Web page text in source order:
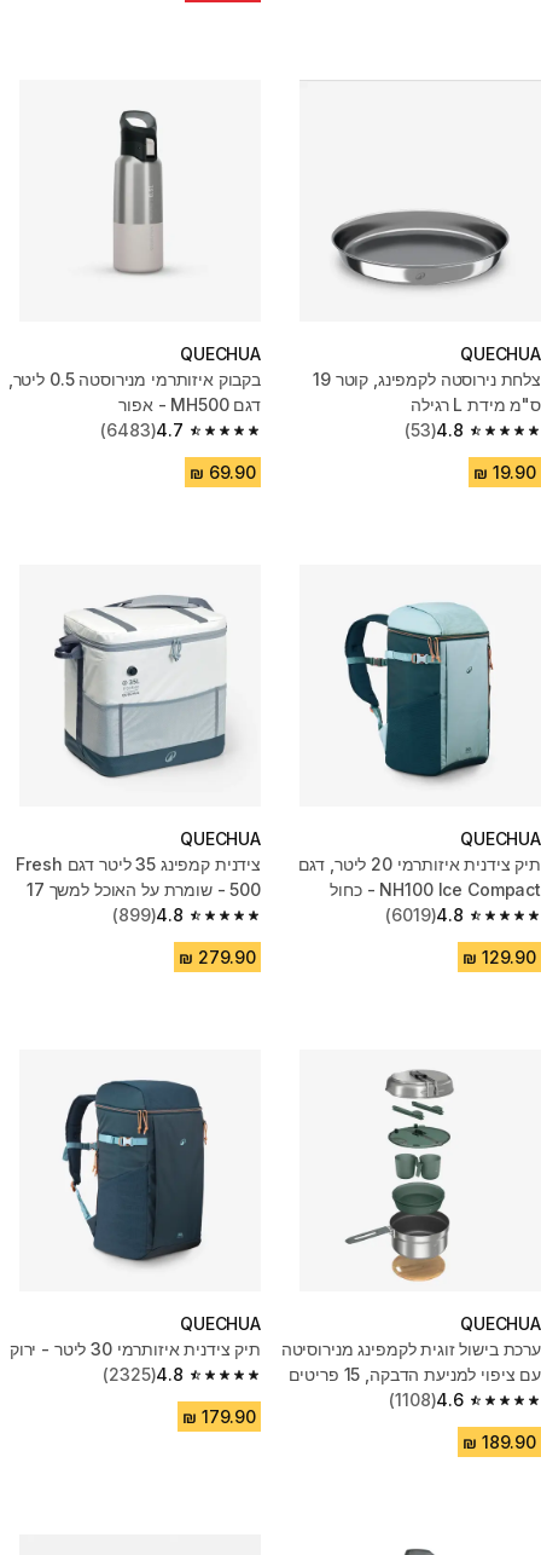
QUECHUA
צלחת נירוסטה לקמפינג, קוטר 19
ס"מ מידת L רגילה
4.8
4.8 out of 5 stars from 53 reviews
(53)
QUECHUA
בקבוק איזותרמי מנירוסטה ‏0.5 ליטר,
דגם MH500 - אפור
4.7
4.7 out of 5 stars from 6483 reviews
(6483)
QUECHUA
תיק צידנית איזותרמי 20 ליטר, דגם
NH100 Ice Compact - כחול
4.8
4.8 out of 5 stars from 6019 reviews
(6019)
QUECHUA
צידנית קמפינג 35 ליטר דגם Fresh
500 - שומרת על האוכל למשך 17
שעות
4.8
4.8 out of 5 stars from 899 reviews
(899)
QUECHUA
ערכת בישול זוגית לקמפינג מנירוסיטה
עם ציפוי למניעת הדבקה, 15 פריטים
4.6
4.6 out of 5 stars from 1108 reviews
(1108)
QUECHUA
תיק צידנית איזותרמי 30 ליטר - ירוק
4.8
4.8 out of 5 stars from 2325 reviews
(2325)